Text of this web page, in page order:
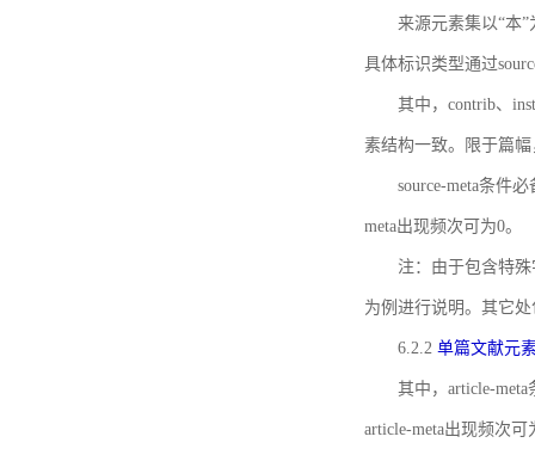
来源元素集以“本
具体标识类型通过
其中，contrib、
素结构一致。限于篇
source-meta条件
meta出现频次可为0。
注：由于包含特殊
为例进行说明。其它
6.2.2 单篇文献元
其中，article-
article-meta出现频次可